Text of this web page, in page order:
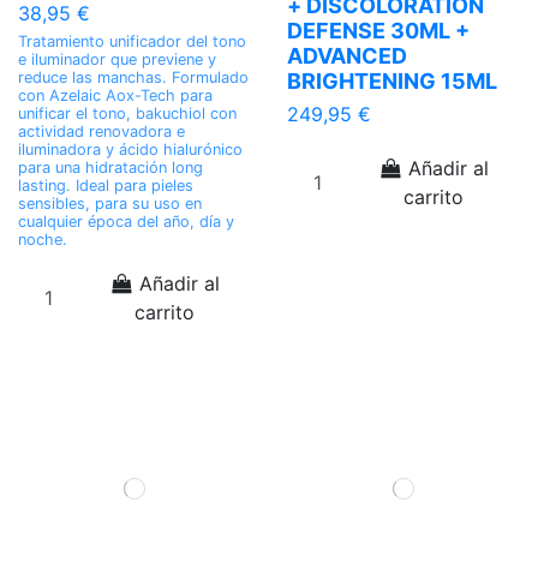
38,95 €
Tratamiento unificador del tono
e iluminador que previene y
reduce las manchas. Formulado
con Azelaic Aox-Tech para
unificar el tono, bakuchiol con
actividad renovadora e
iluminadora y ácido hialurónico
para una hidratación long
lasting. Ideal para pieles
sensibles, para su uso en
cualquier época del año, día y
noche.
Añadir al
carrito
+ DISCOLORATION
DEFENSE 30ML +
ADVANCED
BRIGHTENING 15ML
249,95 €
Añadir al
carrito